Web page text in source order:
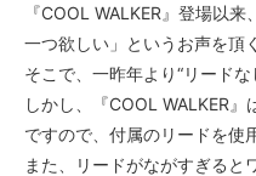
『COOL WALKER』登場以
一つ欲しい」というお声を頂
そこで、一昨年より“リードな
しかし、『COOL WALKER
ですので、付属のリードを使
また、リードがながすぎると